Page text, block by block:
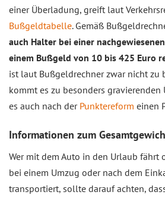
einer Überladung, greift laut
Bußgeldtabelle. Gemäß
auch Halter bei einer
einem Bußgeld von 10 bis 425 Euro
ist laut Bußgeldrechner zwar nicht zu
kommt es zu besonders
es auch nach der Punktereform einen
Informationen zum
Wer mit dem Auto in den Urlaub fährt
bei einem Umzug oder nach dem
transportiert, sollte darauf achten,